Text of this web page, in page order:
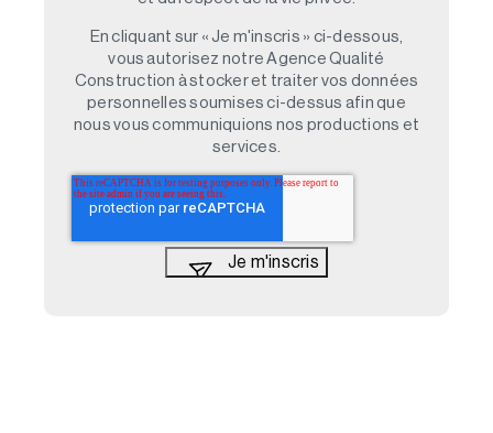
En cliquant sur « Je m'inscris » ci-dessous,
vous autorisez notre Agence Qualité
Construction à stocker et traiter vos données
personnelles soumises ci-dessus afin que
nous vous communiquions nos productions et
services.